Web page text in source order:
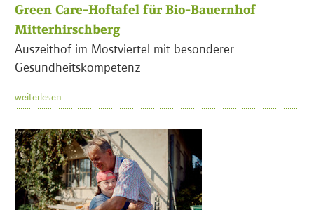
Green Care-Hoftafel für Bio-Bauernhof
Mitterhirschberg
Auszeithof im Mostviertel mit besonderer
Gesundheitskompetenz
weiterlesen